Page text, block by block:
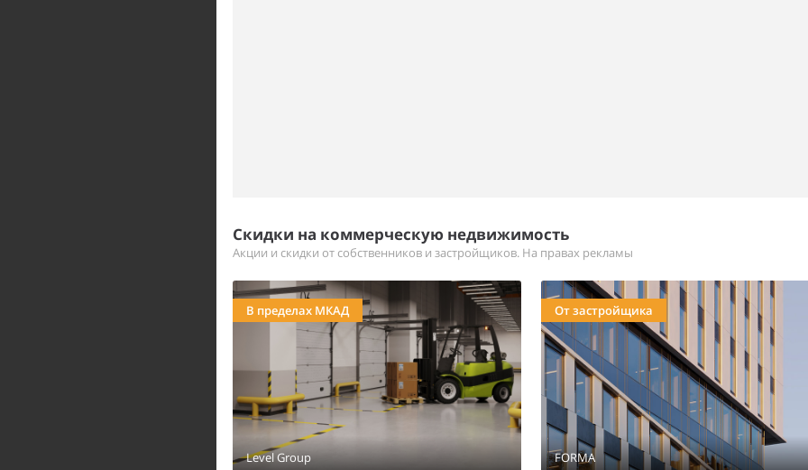
Скидки на коммерческую недвижимость
Акции и скидки от собственников и застройщиков. На правах рекламы
Level Group
В пределах МКАД
FORMA
От застройщика